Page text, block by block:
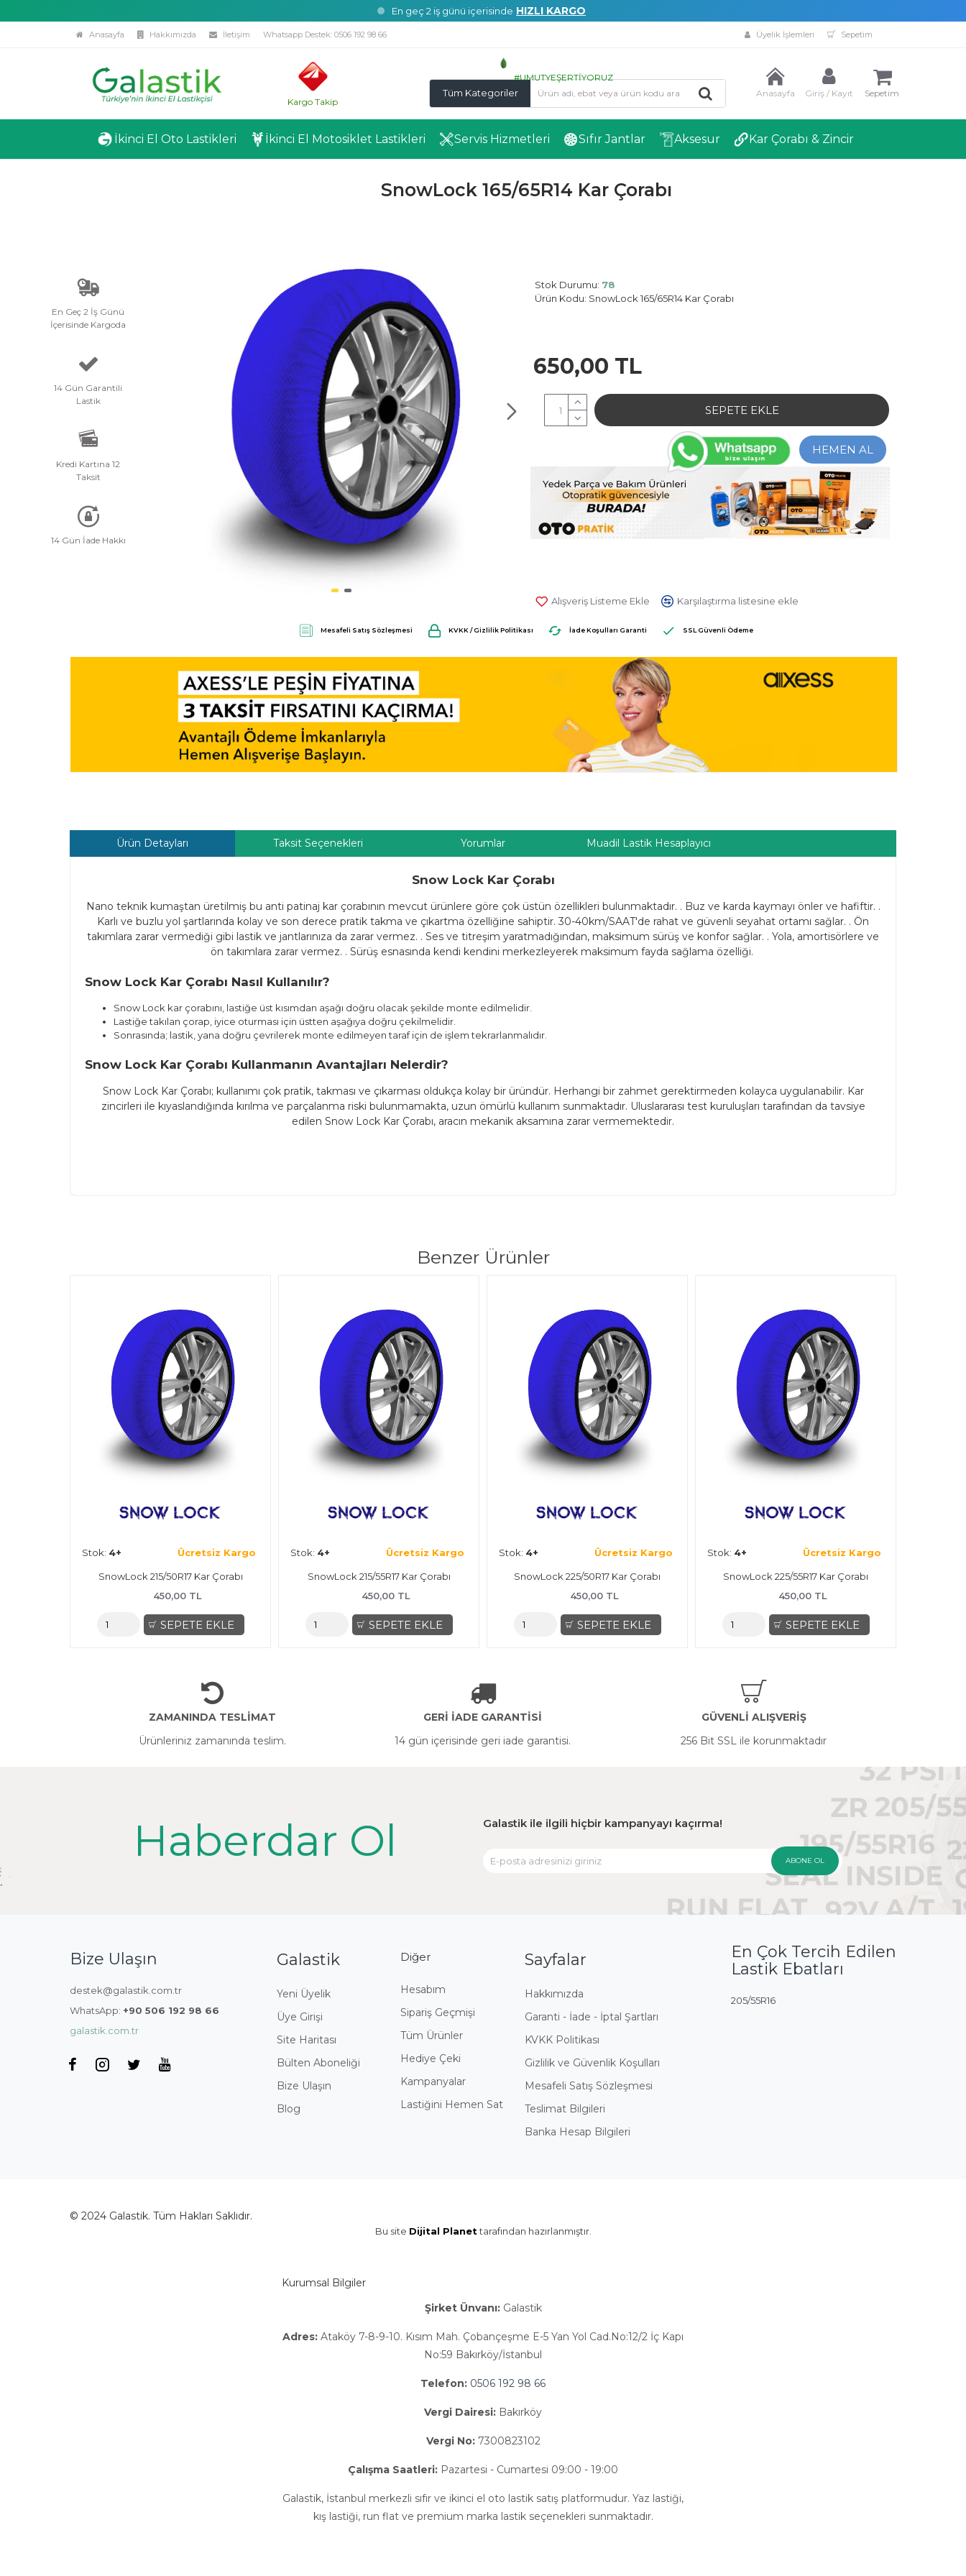
En geç 2 iş günü içerisinde HIZLI KARGO
#UMUTYEŞERTİYORUZ
Kargo Takip
Anasayfa Hakkımızda İletişim Whatsapp Destek: 0506 192 98 66 Üyelik İşlemleri Sepetim
Tüm Kategoriler Anasayfa Giriş / Kayıt Sepetim
İkinci El Oto Lastikleri İkinci El Motosiklet Lastikleri Servis Hizmetleri Sıfır Jantlar Aksesur Kar Çorabı & Zincir
En Geç 2 İş Günü
İçerisinde Kargoda
14 Gün Garantili
Lastik
Kredi Kartına 12
Taksit
14 Gün İade Hakkı
SnowLock 165/65R14 Kar Çorabı
Stok Durumu: 78
Ürün Kodu: SnowLock 165/65R14 Kar Çorabı
650,00 TL
SEPETE EKLE
HEMEN AL
Alışveriş Listeme Ekle Karşılaştırma listesine ekle
Planet: 0
Mesafeli Satış Sözleşmesi KVKK / Gizlilik Politikası İade Koşulları Garanti SSL Güvenli Ödeme
Ürün Detayları Taksit Seçenekleri Yorumlar Muadil Lastik Hesaplayıcı
Snow Lock Kar Çorabı
Nano teknik kumaştan üretilmiş bu anti patinaj kar çorabının mevcut ürünlere göre çok üstün özellikleri bulunmaktadır. . Buz ve karda kaymayı önler ve hafiftir. .
Karlı ve buzlu yol şartlarında kolay ve son derece pratik takma ve çıkartma özelliğine sahiptir. 30-40km/SAAT'de rahat ve güvenli seyahat ortamı sağlar. . Ön
takımlara zarar vermediği gibi lastik ve jantlarınıza da zarar vermez. . Ses ve titreşim yaratmadığından, maksimum sürüş ve konfor sağlar. . Yola, amortisörlere ve
ön takımlara zarar vermez. . Sürüş esnasında kendi kendini merkezleyerek maksimum fayda sağlama özelliği.
Snow Lock Kar Çorabı Nasıl Kullanılır?
Snow Lock kar çorabını, lastiğe üst kısımdan aşağı doğru olacak şekilde monte edilmelidir.
Lastiğe takılan çorap, iyice oturması için üstten aşağıya doğru çekilmelidir.
Sonrasında; lastik, yana doğru çevrilerek monte edilmeyen taraf için de işlem tekrarlanmalıdır.
Snow Lock Kar Çorabı Kullanmanın Avantajları Nelerdir?
Snow Lock Kar Çorabı; kullanımı çok pratik, takması ve çıkarması oldukça kolay bir üründür. Herhangi bir zahmet gerektirmeden kolayca uygulanabilir. Kar
zincirleri ile kıyaslandığında kırılma ve parçalanma riski bulunmamakta, uzun ömürlü kullanım sunmaktadır. Uluslararası test kuruluşları tarafından da tavsiye
edilen Snow Lock Kar Çorabı, aracın mekanik aksamına zarar vermemektedir.
Benzer Ürünler
Stok: Ücretsiz Kargo
SnowLock 245/60R18 Kar Çorabı
450,00 TL
SEPETE EKLE
Stok: Ücretsiz Kargo
SnowLock 255/40R18 Kar Çorabı
450,00 TL
SEPETE EKLE
Stok: Ücretsiz Kargo
SnowLock 235/55R20 Kar Çorabı
450,00 TL
SEPETE EKLE
Stok: Ücretsiz Kargo
SnowLock 205/55R16 Kar Çorabı
450,00 TL
SEPETE EKLE
ZAMANINDA TESLİMAT
Ürünleriniz zamanında teslim.
GERİ İADE GARANTİSİ
14 gün içerisinde geri iade garantisi.
GÜVENLİ ALIŞVERİŞ
256 Bit SSL ile korunmaktadır
Haberdar Ol Galastik ile ilgili hiçbir kampanyayı kaçırma!
ABONE OL
Bize Ulaşın
destek@galastik.com.tr
WhatsApp: +90 506 192 98 66
galastik.com.tr
Galastik
Yeni Üyelik
Üye Girişi
Site Haritası
Bülten Aboneliği
Bize Ulaşın
Blog
Diğer
Hesabım
Sipariş Geçmişi
Tüm Ürünler
Hediye Çeki
Kampanyalar
Lastiğini Hemen Sat
Sayfalar
Hakkımızda
Garanti - İade - İptal Şartları
KVKK Politikası
Gizlilik ve Güvenlik Koşulları
Mesafeli Satış Sözleşmesi
Teslimat Bilgileri
Banka Hesap Bilgileri
En Çok Tercih Edilen
Lastik Ebatları
205/55R16
© 2024 Galastik. Tüm Hakları Saklıdır.
Bu site Dijital Planettarafından hazırlanmıştır.
Kurumsal Bilgiler
Şirket Ünvanı:Galastik
Adres: Ataköy 7-8-9-10. Kısım Mah. Çobançeşme E-5 Yan Yol Cad.No:12/2 İç Kapı
No:59 Bakırköy/İstanbul
Telefon: 0506 192 98 66
Vergi Dairesi: Bakırköy
Vergi No:7300823102
Çalışma Saatleri: Pazartesi - Cumartesi 09:00 - 19:00
Galastik, İstanbul merkezli sıfır ve ikinci el oto lastik satış platformudur. Yaz lastiği,
kış lastiği, run flat ve premium marka lastik seçenekleri sunmaktadır.